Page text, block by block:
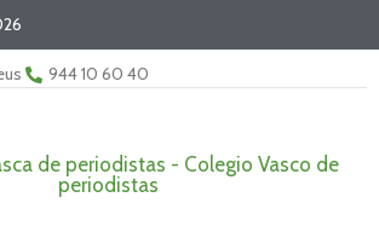
944 10 60 40
de periodistas - Colegio Vasco de
periodistas